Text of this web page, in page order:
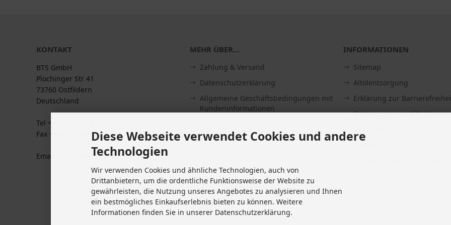
KONTAKT
BTS GmbH
Plochinger Str 41
73760 Ostfildern
Deutschland
Tel +49 711 633 47 127
Fax +49 711 470 76 588
Email: info@biketeile-service.de
MEHR ÜBER...
Zahlung & Versand
Datenschutzerklärung
Allgemeine Geschäftsbedingungen mit
Kundeninformationen
Kontakt
Lieferzeit
Vertrag widerrufen
Cookie Einstellungen
INFORMATIONEN
Sitemap
Altölentsorgung
Erklärung zur
Entsorgung von Altbatterien
Diese Webseite verwendet Cookies und andere
Technologien
Wir verwenden Cookies und ähnliche Technologien, auch von
Drittanbietern, um die ordentliche Funktionsweise der Website zu
gewährleisten, die Nutzung unseres Angebotes zu analysieren und Ihnen
ein bestmögliches Einkaufserlebnis bieten zu können. Weitere
Informationen finden Sie in unserer Datenschutzerklärung.